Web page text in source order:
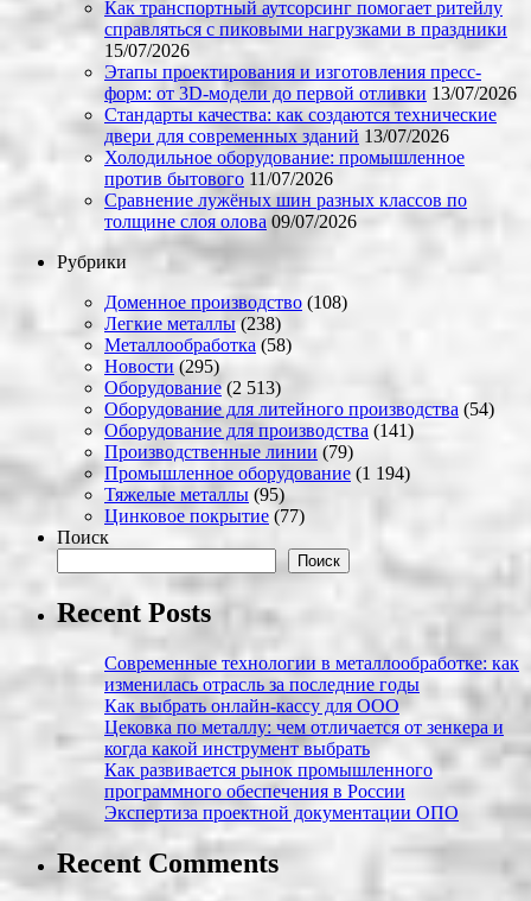
Как транспортный аутсорсинг помогает ритейлу
справляться с пиковыми нагрузками в праздники
15/07/2026
Этапы проектирования и изготовления пресс-
форм: от 3D-модели до первой отливки 13/07/2026
Стандарты качества: как создаются технические
двери для современных зданий 13/07/2026
Холодильное оборудование: промышленное
против бытового 11/07/2026
Сравнение лужёных шин разных классов по
толщине слоя олова 09/07/2026
Рубрики
Доменное производство (108)
Легкие металлы(238)
Металлообработка (58)
Новости (295)
Оборудование(2 513)
Оборудование для литейного производства (54)
Оборудование для производства (141)
Производственные линии (79)
Промышленное оборудование (1 194)
Тяжелые металлы (95)
Цинковое покрытие (77)
Поиск
Поиск
Recent Posts
Современные технологии в металлообработке: как
изменилась отрасль за последние годы
Как выбрать онлайн-кассу для ООО
Цековка по металлу: чем отличается от зенкера и
когда какой инструмент выбрать
Как развивается рынок промышленного
программного обеспечения в России
Экспертиза проектной документации ОПО
Recent Comments